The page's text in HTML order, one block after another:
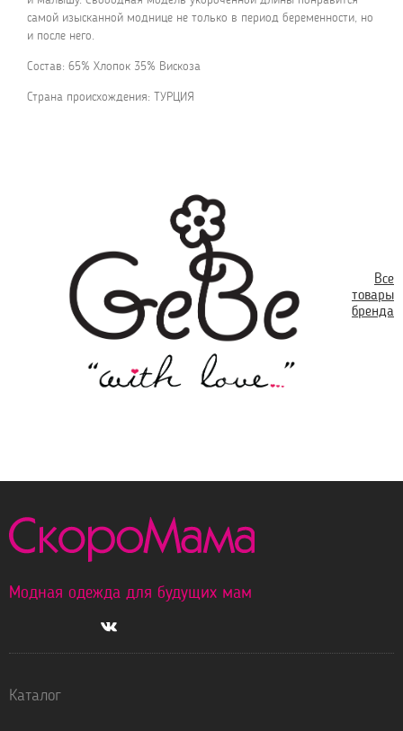
самой изысканной моднице не только в период беременности, но
и после него.
Состав: 65% Хлопок 35% Вискоза
Страна происхождения: ТУРЦИЯ
Все
товары
бренда
Модная одежда для будущих мам
Каталог